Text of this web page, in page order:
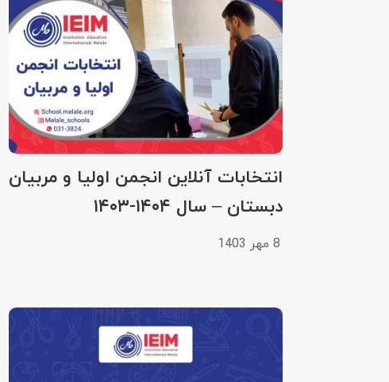
انتخابات آنلاین انجمن اولیا و مربیان
دبستان – سال ۱۴۰۴-۱۴۰۳
8 مهر 1403